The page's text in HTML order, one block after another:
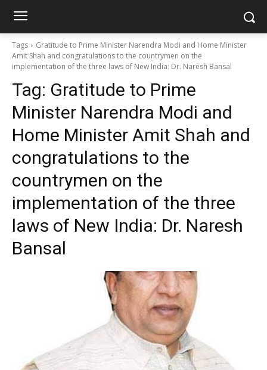
Tags
Gratitude to Prime Minister Narendra Modi and Home Minister
Amit Shah and congratulations to the countrymen on the
implementation of the three laws of New India: Dr. Naresh Bansal
Tag: Gratitude to Prime
Minister Narendra Modi and
Home Minister Amit Shah and
congratulations to the
countrymen on the
implementation of the three
laws of New India: Dr. Naresh
Bansal